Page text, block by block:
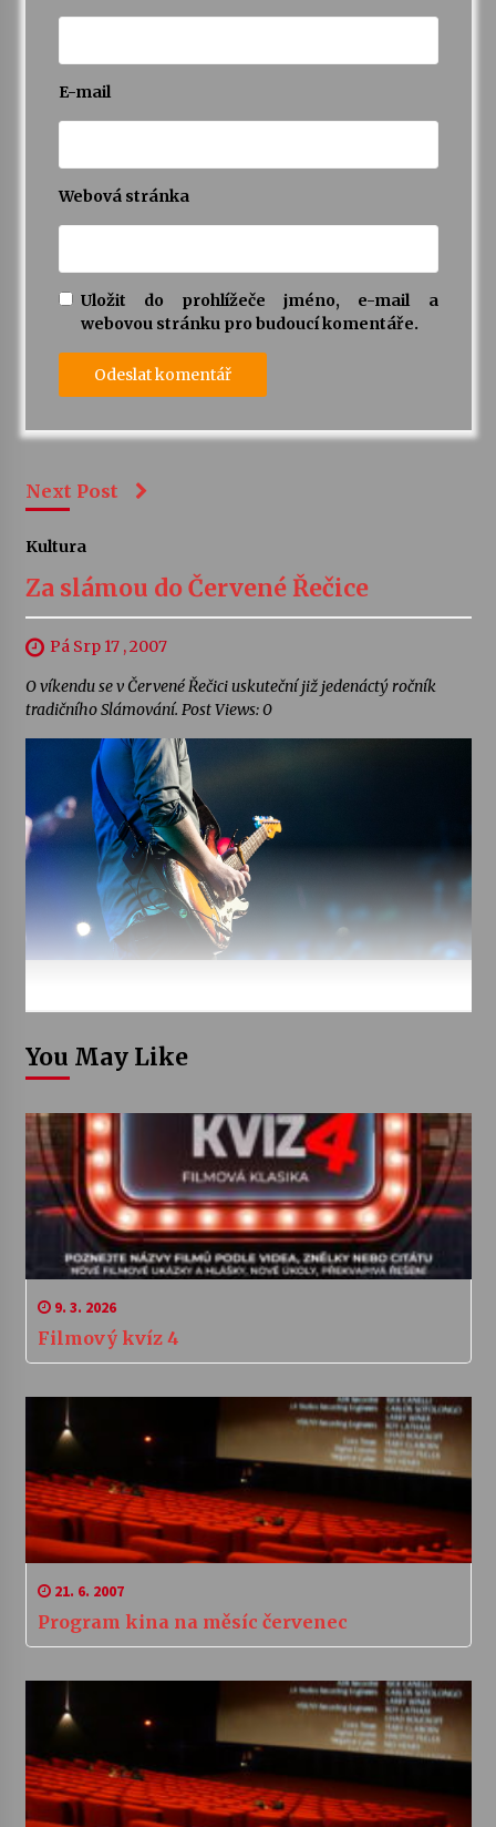
E-mail
Webová stránka
Uložit do prohlížeče jméno, e-mail a
webovou stránku pro budoucí komentáře.
Next Post
Kultura
Za slámou do Červené Řečice
Pá Srp 17 , 2007
O víkendu se v Červené Řečici uskuteční již jedenáctý ročník
tradičního Slámování. Post Views: 0
You May Like
9. 3. 2026
Filmový kvíz 4
21. 6. 2007
Program kina na měsíc červenec